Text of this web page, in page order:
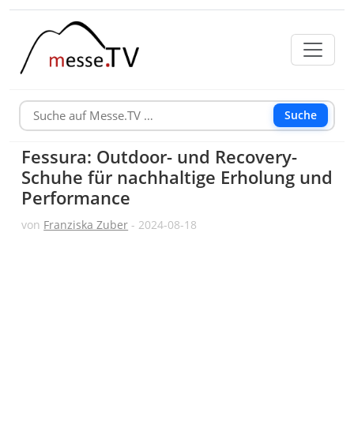
Suche
Fessura: Outdoor- und Recovery-
Schuhe für nachhaltige Erholung und
Performance
von Franziska Zuber - 2024-08-18